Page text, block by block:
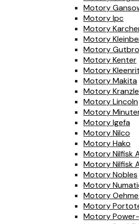
Motory
Motory Ipc
Motory
Motory
Motory
Motory Kenter
Motory
Motory Makita
Motory Kranzle
Motory Lincoln
Motory
Motory Igefa
Motory Nilco
Motory Hako
Motory Nilfisk
Motory Nilfisk
Motory Nobles
Motory
Motory
Motory
Motory